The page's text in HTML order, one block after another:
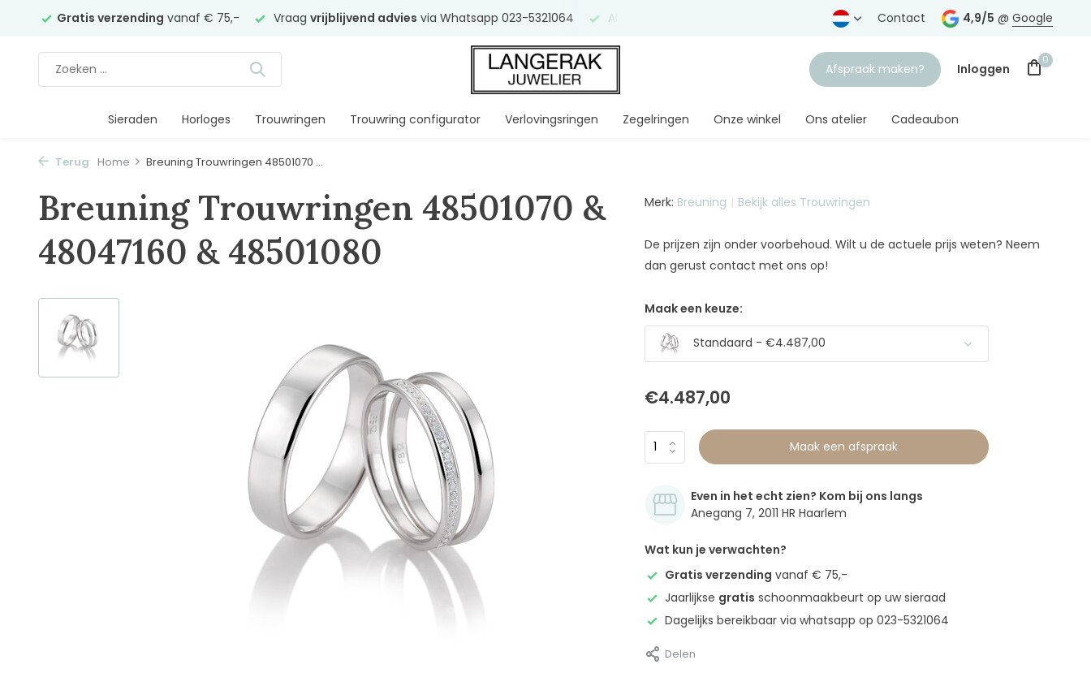
Gratis verzending vanaf € 75,- Vraag vrijblijvend advies via Whatsapp 023-5321064 Al Gratis verzending vanaf € 75,-
Contact 4,9/5 @ Google
Afspraak maken? Inloggen
0
Sieraden Horloges Trouwringen Trouwring configurator Verlovingsringen Zegelringen Onze winkel Ons atelier Cadeaubon
Terug Home Breuning Trouwringen 48501070 ...
Breuning Trouwringen 48501070 &
48047160 & 48501080
Merk: Breuning Bekijk alles Trouwringen
De prijzen zijn onder voorbehoud. Wilt u de actuele prijs weten? Neem
dan gerust contact met ons op!
Maak een keuze:
Standaard - €4.487,00
€4.487,00
Maak een afspraak
Even in het echt zien? Kom bij ons langs
Anegang 7, 2011 HR Haarlem
Wat kun je verwachten?
Gratis verzending vanaf € 75,-
Jaarlijkse gratis schoonmaakbeurt op uw sieraad
Dagelijks bereikbaar via whatsapp op 023-5321064
Delen